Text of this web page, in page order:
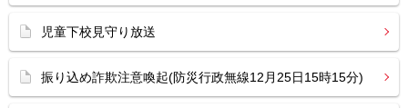
児童下校見守り放送
振り込め詐欺注意喚起(防災行政無線12月25日15時15分)